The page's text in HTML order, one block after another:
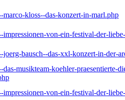
marco-kloss--das-konzert-in-marl.php
impressionen-von-ein-festival-der-
joerg-bausch--das-xxl-konzert-in-der-
das-musikteam-koehler-praesentierte-
impressionen-von-ein-festival-der-